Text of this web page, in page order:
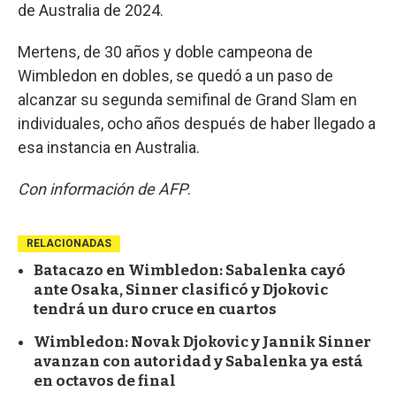
de Australia de 2024.
Mertens, de 30 años y doble campeona de
Wimbledon en dobles, se quedó a un paso de
alcanzar su segunda semifinal de Grand Slam en
individuales, ocho años después de haber llegado a
esa instancia en Australia.
Con información de AFP.
RELACIONADAS
Batacazo en Wimbledon: Sabalenka cayó
ante Osaka, Sinner clasificó y Djokovic
tendrá un duro cruce en cuartos
Wimbledon: Novak Djokovic y Jannik Sinner
avanzan con autoridad y Sabalenka ya está
en octavos de final